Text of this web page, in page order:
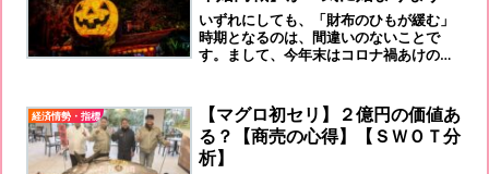
いずれにしても、「財布のひもが緩む」
時期となるのは、間違いのないことで
す。まして、今年末はコロナ禍あけの、
です！
経済情勢・指標
【マグロ初セリ】２億円の価値あ
る？【商売の心得】【ＳＷＯＴ分
析】